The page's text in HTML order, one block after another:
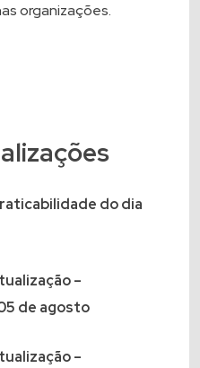
organizações.
do dia
–
de agosto
–